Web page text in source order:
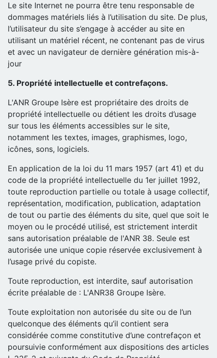
Le site Internet ne pourra être tenu responsable de
dommages matériels liés à l’utilisation du site. De plus,
l’utilisateur du site s’engage à accéder au site en
utilisant un matériel récent, ne contenant pas de virus
et avec un navigateur de dernière génération mis-à-
jour
5. Propriété intellectuelle et contrefaçons.
L'ANR Groupe Isère est propriétaire des droits de
propriété intellectuelle ou détient les droits d’usage
sur tous les éléments accessibles sur le site,
notamment les textes, images, graphismes, logo,
icônes, sons, logiciels.
En application de la loi du 11 mars 1957 (art 41) et du
code de la propriété intellectuelle du 1er juillet 1992,
toute reproduction partielle ou totale à usage collectif,
représentation, modification, publication, adaptation
de tout ou partie des éléments du site, quel que soit le
moyen ou le procédé utilisé, est strictement interdit
sans autorisation préalable de l'ANR 38. Seule est
autorisée une unique copie réservée exclusivement à
l’usage privé du copiste.
Toute reproduction, est interdite, sauf autorisation
écrite préalable de : L'ANR38 Groupe Isère.
Toute exploitation non autorisée du site ou de l’un
quelconque des éléments qu’il contient sera
considérée comme constitutive d’une contrefaçon et
poursuivie conformément aux dispositions des articles